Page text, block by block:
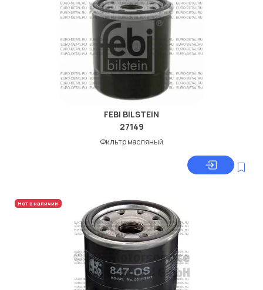
FEBI BILSTEIN
27149
Фильтр масляный
Нет в наличии